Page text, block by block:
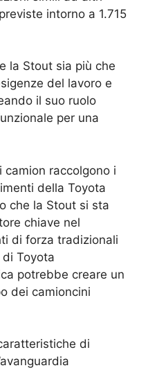
intorno a 1.715
la Stout sia più che
del lavoro e
il suo ruolo
per una
raccolgono i
della Toyota
che la Stout si sta
chiave nel
di forza tradizionali
di Toyota
potrebbe creare un
dei camioncini
di